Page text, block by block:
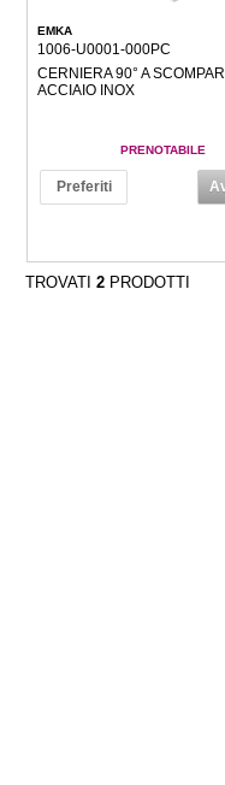
EMKA
1006-U0001-000PC
CERNIERA 90° A
ACCIAIO INOX
PRENOTABILE
Preferiti
TROVATI 2 PRODOTTI